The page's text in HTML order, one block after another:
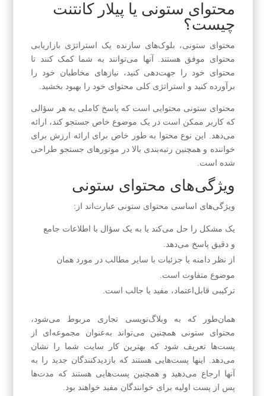
محتوای ستونی یا پیلار کانتنت
چیست؟
محتوای ستونی، بلوک‌های سازنده یک استراتژی بازاریابی
محتوای موفق هستند. آنها می‌توانند به شما کمک کنند تا
محتوای خود را جهت‌دهی کنید، نیازهای مخاطبان خود را
برآورده کنید و استراتژی کلی محتوای خود را بهبود بخشید.
محتوای ستونی محتوایی است که پاسخ کاملی به هر سؤالی
که کاربر ممکن است در یک موضوع خاص جستجو کند، ارائه
می‌دهد. این نوع محتوا به طور خاص برای ارائه ارزش برای
خواننده و همچنین رتبه‌بندی بالا در موتورهای جستجو طراحی
شده است.
ویژگی‌های محتوای ستونی
ویژگی‌های اساسی محتوای ستونی عبارت‌اند از:
یک مشکل را حل می‌کند یا به یک سؤال با اطلاعات جامع
و دقیق پاسخ می‌دهد.
از نظر دامنه یا جزئیات با سایر مطالب در مورد همان
موضوع متفاوت است.
ترکیبی قابل‌اعتماد، مفید یا جالب است.
همان‌طور که به وبلاگ‌نویسی تجاری مربوط می‌شود،
محتوای ستونی همچنین می‌تواند به‌عنوان مجموعه‌ای از
پست‌ها تعریف شود که بهترین کار سایت شما را نشان
می‌دهد. اینها پست‌هایی هستند که بازدیدکنندگان جدید را به
آنها ارجاع می‌دهید و همچنین پست‌هایی هستند که مدت‌ها
پس از پست اولیه برای خوانندگان مفید خواهند بود.